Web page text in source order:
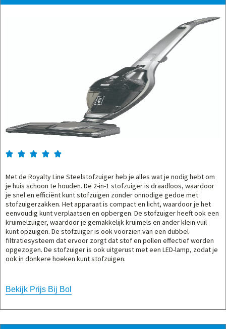
    
Met de Royalty Line Steelstofzuiger heb je alles wat je nodig hebt om
je huis schoon te houden. De 2-in-1 stofzuiger is draadloos, waardoor
je snel en efficiënt kunt stofzuigen zonder onnodige gedoe met
stofzuigerzakken. Het apparaat is compact en licht, waardoor je het
eenvoudig kunt verplaatsen en opbergen. De stofzuiger heeft ook een
kruimelzuiger, waardoor je gemakkelijk kruimels en ander klein vuil
kunt opzuigen. De stofzuiger is ook voorzien van een dubbel
filtratiesysteem dat ervoor zorgt dat stof en pollen effectief worden
opgezogen. De stofzuiger is ook uitgerust met een LED-lamp, zodat je
ook in donkere hoeken kunt stofzuigen.
Bekijk Prijs Bij Bol